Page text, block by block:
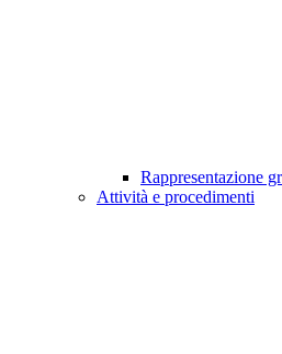
Rappresentazione
Attività e procedimenti